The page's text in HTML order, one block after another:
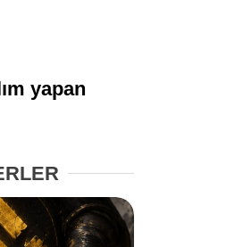
Memecoin Haberleri
Facebook
yapan